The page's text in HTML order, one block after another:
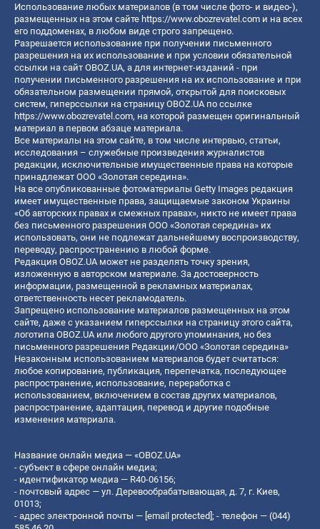
Использование любых материалов (в том числе фото- и видео-),
размещенных на этом сайте https://www.obozrevatel.com и на всех
его поддоменах, в любом виде строго запрещено.
Разрешается использование при получении письменного
разрешения на их использование и при условии обязательной
ссылки на сайт OBOZ.UA, а для интернет-изданий - при
получении письменного разрешения на их использование и при
обязательном размещении прямой, открытой для поисковых
систем, гиперссылки на страницу OBOZ.UA по ссылке
https://www.obozrevatel.com, на которой размещен оригинальный
материал в первом абзаце материала.
Все материалы на этом сайте, в том числе интервью, статьи,
исследования – служебные произведения журналистов
редакции, исключительные имущественные права на которые
принадлежат ООО «Золотая середина».
На все опубликованные фотоматериалы Getty Images редакция
имеет имущественные права, защищаемые законом Украины
«Об авторских правах и смежных правах», никто не имеет права
без письменного разрешения ООО «Золотая середина» их
использовать, они не подлежат дальнейшему воспроизводству,
переводу, распространению в любой форме.
Редакция OBOZ.UA может не разделять точку зрения,
изложенную в авторском материале. За достоверность
информации, размещенной в рекламных материалах,
ответственность несет рекламодатель.
Запрещено использование материалов размещенных на этом
сайте, даже с указанием гиперссылки на страницу этого сайта,
логотипа OBOZ.UA или любого другого упоминания, но без
письменного разрешения Редакции/ООО «Золотая середина»
Незаконным использованием материалов будет считаться:
любое копирование, публикация, перепечатка, последующее
распространение, использование, переработка с
использованием, включением в состав других материалов,
распространение, адаптация, перевод и другие подобные
изменения материала.
Название онлайн медиа — «OBOZ.UA»
- субъект в сфере онлайн медиа;
- идентификатор медиа — R40-06156;
- почтовый адрес — ул. Деревообрабатывающая, д. 7, г. Киев,
01013;
- адрес электронной почты — [email protected]; - телефон — (044)